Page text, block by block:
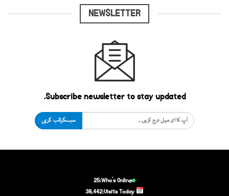
NEWSLETTER
Subscribe newsletter to stay updated.
سبسکرائب کریں
Who's Online:
25
Visits Today:
38,442